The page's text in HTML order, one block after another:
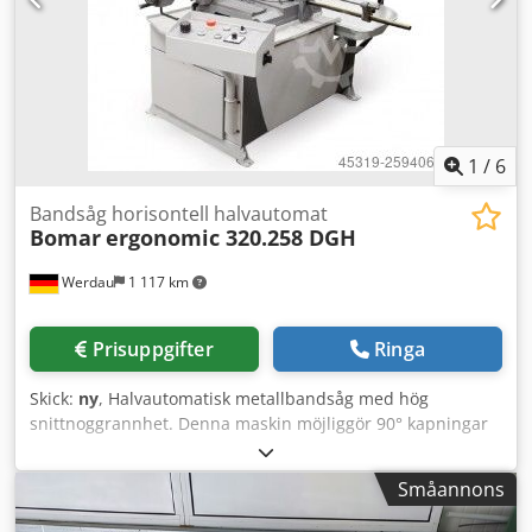
kW Mått LxBxH 2130 x 1070 x 1440 mm Vikt 530 kg Pris på
förfrågan Crsdpfx Ahod Dpzgjgsf
1 / 6
Werdau 1 117 km
Bandsåg horisontell halvautomat
Bomarergonomic 320.258 DGH
Prisuppgifter Ringa
Skick: ny, Halvautomatisk metallbandsåg med hög
snittnoggrannhet. Denna maskin möjliggör 90° kapningar
samt steglösa geringssnitt, vänster upp till 45° och höger
upp till 30° (svängområde vänster 45° och höger 60°).
Standardutrustning: - Stor vridbar stödplatta utan slitage!
(Sågbandets skärspår vrids med vid geringssnitt) -
Småannons